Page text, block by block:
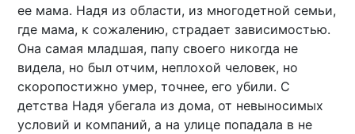
ее мама. Надя из области, из многодетной семьи,
где мама, к сожалению, страдает зависимостью.
Она самая младшая, папу своего никогда не
видела, но был отчим, неплохой человек, но
скоропостижно умер, точнее, его убили. С
детства Надя убегала из дома, от невыносимых
условий и компаний, а на улице попадала в не